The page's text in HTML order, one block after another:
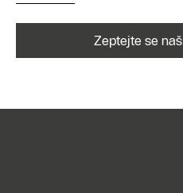
Zeptejte se